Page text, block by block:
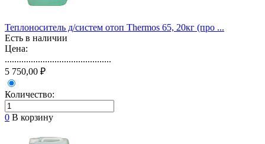
Теплоноситель д/систем отоп Thermos 65, 20кг (про ...
Есть в наличии
Цена:
.............................................
5 750,00 ₽
Количество:
0 В корзину